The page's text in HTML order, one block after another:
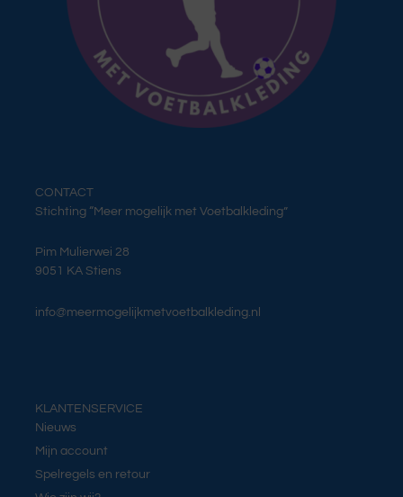
CONTACT
Stichting “Meer mogelijk met Voetbalkleding”
Pim Mulierwei 28
9051 KA Stiens
info@meermogelijkmetvoetbalkleding.nl
KLANTENSERVICE
Nieuws
Mijn account
Spelregels en retour